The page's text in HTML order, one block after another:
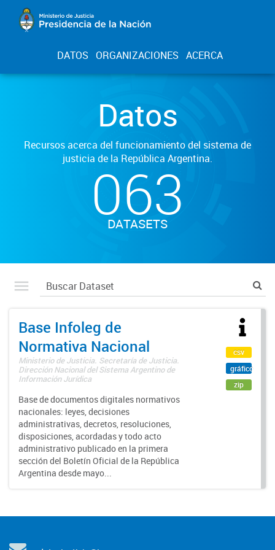
DATOS ORGANIZACIONES ACERCA
Datos
Recursos acerca del funcionamiento del sistema de
justicia de la República Argentina.
063
DATASETS
Base Infoleg de
Normativa Nacional
Ministerio de Justicia. Secretaría de Justicia.
Dirección Nacional del Sistema Argentino de
Información Jurídica
Base de documentos digitales normativos
nacionales: leyes, decisiones
administrativas, decretos, resoluciones,
disposiciones, acordadas y todo acto
administrativo publicado en la primera
sección del Boletín Oficial de la República
Argentina desde mayo...
csv
gráfico
zip